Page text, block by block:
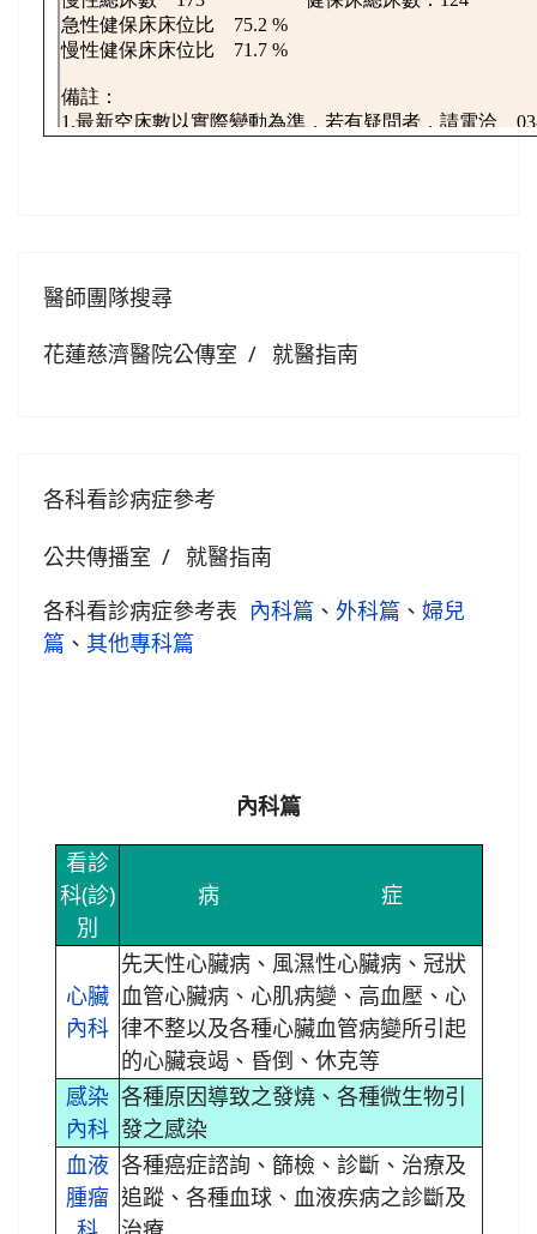
醫師團隊搜尋
花蓮慈濟醫院公傳室
就醫指南
各科看診病症參考
公共傳播室
就醫指南
各科看診病症參考表 內科篇 、 外科篇 、 婦兒
篇 、 其他專科篇
內科篇
看診
科(診)
別
病 症
心臟
內科
先天性心臟病、風濕性心臟病、冠狀
血管心臟病、心肌病變、高血壓、心
律不整以及各種心臟血管病變所引起
的心臟衰竭、昏倒、休克等
感染
內科
各種原因導致之發燒、各種微生物引
發之感染
血液
腫瘤
各種癌症諮詢、篩檢、診斷、治療及
追蹤、各種血球、血液疾病之診斷及